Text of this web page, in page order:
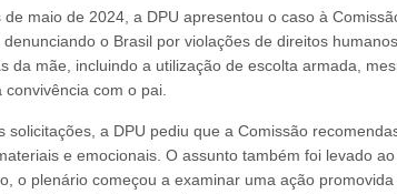
de maio de 2024, a DPU apresentou o caso à
denunciando o Brasil por violações de direitos
da mãe, incluindo a utilização de escolta armada,
convivência com o pai.
solicitações, a DPU pediu que a Comissão
e emocionais. O assunto também foi levado
o plenário começou a examinar uma ação